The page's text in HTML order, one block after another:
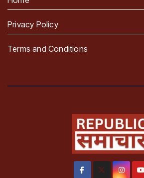
Privacy Policy
Terms and Conditions